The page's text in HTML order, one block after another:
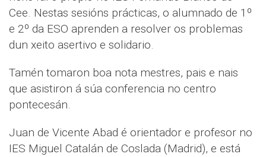
Cee. Nestas sesións prácticas, o alumnado de 1º
e 2º da ESO aprenden a resolver os problemas
dun xeito asertivo e solidario.
Tamén tomaron boa nota mestres, pais e nais
que asistiron á súa conferencia no centro
pontecesán.
Juan de Vicente Abad é orientador e profesor no
IES Miguel Catalán de Coslada (Madrid), e está